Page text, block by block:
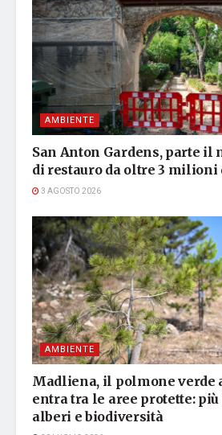
AMBIENTE
San Anton Gardens, parte
di restauro da oltre 3 milioni
3 AGOSTO 2026
AMBIENTE
Madliena, il polmone verde
entra tra le aree protette:
alberi e biodiversità